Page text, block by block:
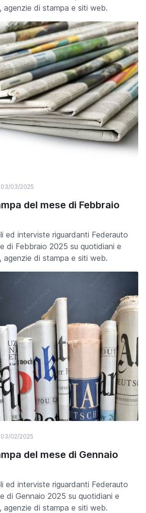
agenzie di stampa e siti web.
03/03/2025
del mese di Febbraio
ed interviste riguardanti Federauto
di Febbraio 2025 su quotidiani e
agenzie di stampa e siti web.
03/02/2025
del mese di Gennaio
ed interviste riguardanti Federauto
di Gennaio 2025 su quotidiani e
agenzie di stampa e siti web.